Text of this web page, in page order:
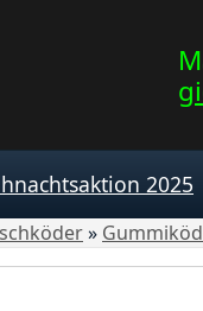
2025
»